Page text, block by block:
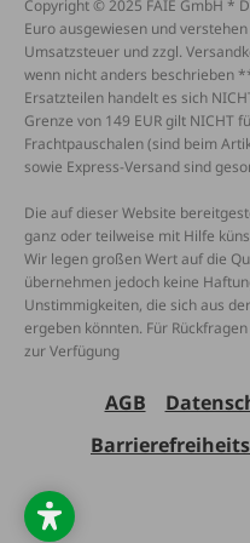
Copyright © 2025 FAIE GmbH *
Euro ausgewiesen und
Umsatzsteuer und zzgl.
wenn nicht anders beschrieben
Ersatzteilen handelt es sich
Grenze von 149 EUR gilt NICHT
Frachtpauschalen (sind beim
sowie Express-Versand sind
Die auf dieser Website
ganz oder teilweise mit Hilfe
Wir legen großen Wert auf die
übernehmen jedoch keine
Unstimmigkeiten, die sich aus
ergeben könnten. Für
zur Verfügung
AGB